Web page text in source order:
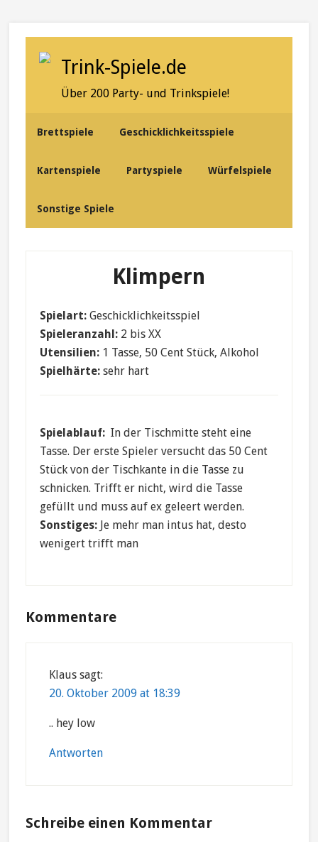
Trink-Spiele.de
Über 200 Party- und Trinkspiele!
Brettspiele Geschicklichkeitsspiele
Kartenspiele Partyspiele Würfelspiele
Sonstige Spiele
Klimpern
Spielart:Geschicklichkeitsspiel
Spieleranzahl:2 bis XX
Utensilien:1 Tasse, 50 Cent Stück, Alkohol
Spielhärte:sehr hart
Spielablauf: In der Tischmitte steht eine
Tasse. Der erste Spieler versucht das 50 Cent
Stück von der Tischkante in die Tasse zu
schnicken. Trifft er nicht, wird die Tasse
gefüllt und muss auf ex geleert werden.
Sonstiges: Je mehr man intus hat, desto
wenigert trifft man
Reader
Kommentare
Klaus sagt:
20. Oktober 2009 at 18:39
.. hey low
Antworten
Schreibe einen Kommentar